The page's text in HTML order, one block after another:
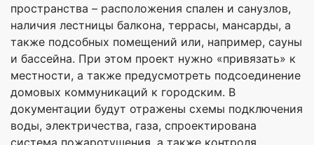
пространства – расположения спален и санузлов,
наличия лестницы балкона, террасы, мансарды, а
также подсобных помещений или, например, сауны
и бассейна. При этом проект нужно «привязать» к
местности, а также предусмотреть подсоединение
домовых коммуникаций к городским. В
документации будут отражены схемы подключения
воды, электричества, газа, спроектирована
система пожаротушения, а также контроля